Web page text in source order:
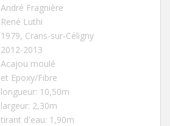
André Fragnière
René Luthi
1979, Crans-sur-Céligny
2012-2013
Acajou moulé
et Epoxy/Fibre
longueur: 10,50m
largeur: 2,30m
tirant d'eau: 1,90m